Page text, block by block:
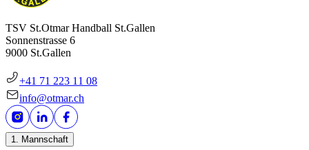
TSV St.Otmar Handball St.Gallen
Sonnenstrasse 6
9000 St.Gallen
+41 71 223 11 08
info@otmar.ch
1. Mannschaft